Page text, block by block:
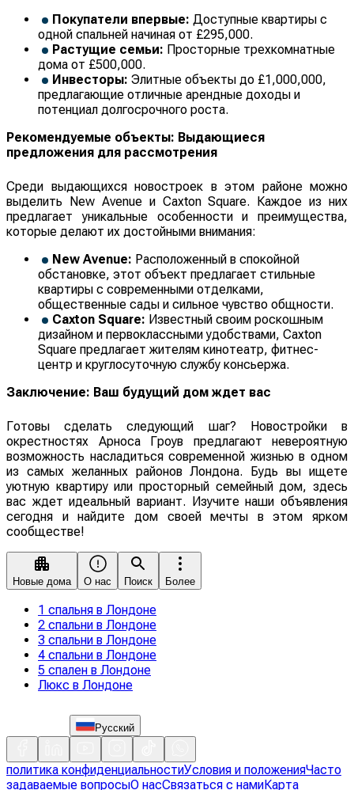
Покупатели впервые: Доступные квартиры с
одной спальней начиная от £295,000.
Растущие семьи: Просторные трехкомнатные
дома от £500,000.
Инвесторы: Элитные объекты до £1,000,000,
предлагающие отличные арендные доходы и
потенциал долгосрочного роста.
Рекомендуемые объекты: Выдающиеся
предложения для рассмотрения
Среди выдающихся новостроек в этом районе можно
выделить New Avenue и Caxton Square. Каждое из них
предлагает уникальные особенности и преимущества,
которые делают их достойными внимания:
New Avenue: Расположенный в спокойной
обстановке, этот объект предлагает стильные
квартиры с современными отделками,
общественные сады и сильное чувство общности.
Caxton Square: Известный своим роскошным
дизайном и первоклассными удобствами, Caxton
Square предлагает жителям кинотеатр, фитнес-
центр и круглосуточную службу консьержа.
Заключение: Ваш будущий дом ждет вас
Готовы сделать следующий шаг? Новостройки в
окрестностях Арноса Гроув предлагают невероятную
возможность насладиться современной жизнью в одном
из самых желанных районов Лондона. Будь вы ищете
уютную квартиру или просторный семейный дом, здесь
вас ждет идеальный вариант. Изучите наши объявления
сегодня и найдите дом своей мечты в этом ярком
сообществе!
Новые дома О нас Поиск Более
1 спальня в Лондоне
2 спальни в Лондоне
3 спальни в Лондоне
4 спальни в Лондоне
5 спален в Лондоне
Люкс в Лондоне
Русский
политика конфиденциальностиУсловия и положенияЧасто
задаваемые вопросыО насСвязаться с намиКарта